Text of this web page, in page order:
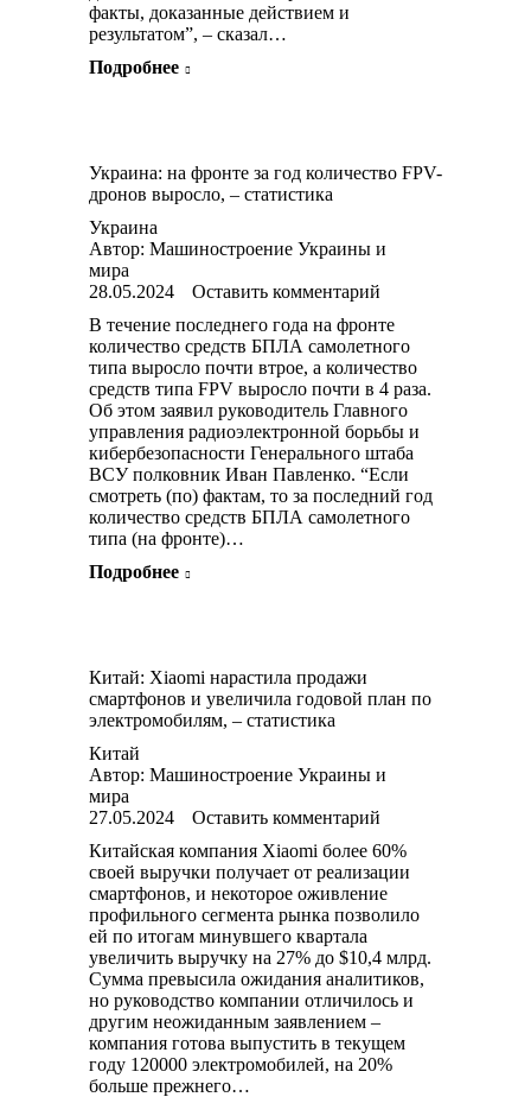
факты, доказанные действием и
результатом”, – сказал…
Подробнее
Украина: на фронте за год количество FPV-
дронов выросло, – статистика
Украина
Автор: Машиностроение Украины и
мира
28.05.2024
Оставить комментарий
В течение последнего года на фронте
количество средств БПЛА самолетного
типа выросло почти втрое, а количество
средств типа FPV выросло почти в 4 раза.
Об этом заявил руководитель Главного
управления радиоэлектронной борьбы и
кибербезопасности Генерального штаба
ВСУ полковник Иван Павленко. “Если
смотреть (по) фактам, то за последний год
количество средств БПЛА самолетного
типа (на фронте)…
Подробнее
Китай: Xiaomi нарастила продажи
смартфонов и увеличила годовой план по
электромобилям, – статистика
Китай
Автор: Машиностроение Украины и
мира
27.05.2024
Оставить комментарий
Китайская компания Xiaomi более 60%
своей выручки получает от реализации
смартфонов, и некоторое оживление
профильного сегмента рынка позволило
ей по итогам минувшего квартала
увеличить выручку на 27% до $10,4 млрд.
Сумма превысила ожидания аналитиков,
но руководство компании отличилось и
другим неожиданным заявлением –
компания готова выпустить в текущем
году 120000 электромобилей, на 20%
больше прежнего…